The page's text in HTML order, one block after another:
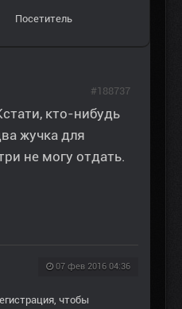
Посетитель
кто-нибудь
жучка для
не могу отдать.
07 фев 2016 04:36
#188737
, чтобы